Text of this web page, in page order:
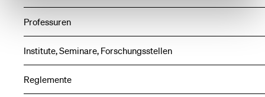
Professuren
Institute, Seminare, Forschungsstellen
Reglemente